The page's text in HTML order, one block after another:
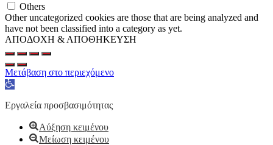
Others
Other uncategorized cookies are those that are being analyzed and
have not been classified into a category as yet.
ΑΠΟΔΟΧΗ & ΑΠΟΘΗΚΕΥΣΗ
Μετάβαση στο περιεχόμενο
Ανοίξτε
γραμμή
Εργαλεία προσβασιμότητας
Αύξηση κειμένου
Μείωση κειμένου